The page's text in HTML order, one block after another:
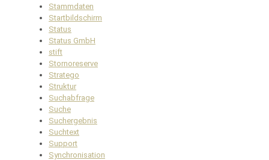
Stammdaten
Startbildschirm
Status
Status GmbH
stift
Stornoreserve
Stratego
Struktur
Suchabfrage
Suche
Suchergebnis
Suchtext
Support
Synchronisation